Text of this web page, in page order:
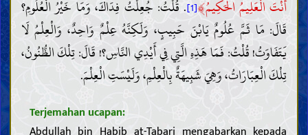
أَنْتَ الْعَلِيمُ الْحَكِيمُ﴾[1] . قُلْتُ: جُعِلْتُ فِدَاكَ، وَمَا خَيْرُ الْعُلُومِ؟
قَالَ: مَا ثَمَّ عُلُومٌ يَابْنَ حَبِيبٍ، وَلَكِنَّهُ عِلْمٌ وَاحِدٌ، وَالْعِلْمُ لَا
يَتَفَاوَتُ! قُلْتُ: فَمَا هَذِهِ الَّتِي فِي أَيْدِي النَّاسِ؟! قَالَ: تِلْكَ الظُّنُونُ،
تِلْكَ الْعِبَارَاتُ، وَهِيَ شَبِيهَةٌ بِالْعِلْمِ، وَلَيْسَتِ الْعِلْمَ.
Terjemahan ucapan:
Abdullah bin Habib at-Tabari mengabarkan kepada